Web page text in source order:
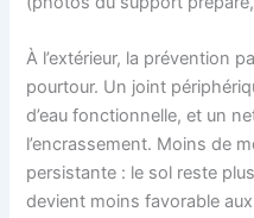
À l’extérieur, la prévention
pourtour. Un joint
d’eau fonctionnelle, et un
l’encrassement. Moins de
persistante : le sol reste
devient moins favorable